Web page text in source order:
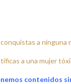
a ninguna
a una mujer
contenidos